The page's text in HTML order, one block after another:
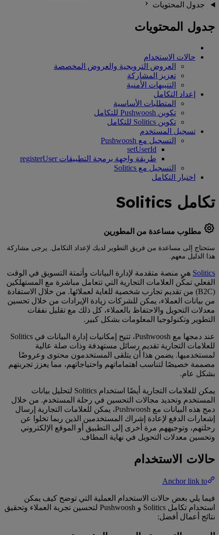
جدول المحتويات
جدول المحتويات
حالات الاستخدام
العروض الترويجية والعروض المخصصة
تعزيز المشاركة
التنبيهات الأمنية
إعداد التكامل
المتطلبات الأساسية
تكوين Pushwoosh للتكامل
تكوين Solitics للتكامل
تسجيل المستخدم
التسجيل مع Pushwoosh
setUserId
طريقة واجهة برمجة التطبيقات registerUser
التسجيل مع Solitics
اختبار التكامل
تكامل Solitics
مطلوب مساعدة من المطورين
ستحتاج إلى مساعدة من فريق التطوير لديك لإعداد التكامل. يرجى مشاركة
هذا الدليل معهم.
Solitics هي منصة متقدمة لإدارة البيانات وأتمتة التسويق في الوقت
الفعلي تمكّن العلامات التجارية التي تتعامل مباشرة مع المستهلكين
(B2C) من تقديم تجارب شخصية للغاية لعملائها. من خلال الاستفادة
من بيانات العملاء، يمكن للشركات زيادة الإيرادات من خلال تحسين
معدلات التحويل والاحتفاظ بالعملاء، كل ذلك مع تقليل نفقات
التطوير وتكنولوجيا المعلومات بشكل كبير.
عند دمجها مع Pushwoosh، تتيح إمكانيات إدارة البيانات في Solitics
للعلامات التجارية تقديم رسائل مستهدفة وذات صلة عالية
لمستخدميها. يضمن هذا أن يتلقى المستخدمون محتوى وعروضًا
مصممة خصيصًا لتناسب اهتماماتهم واحتياجاتهم، مما يعزز تجربتهم
بشكل عام.
يمكن للعلامات التجارية أيضًا استخدام Solitics لتحليل بيانات
المستخدم وتحديد مجالات التحسين في رحلة المستخدم. من خلال
دمج هذه البيانات مع Pushwoosh، يمكن للعلامات التجارية إرسال
إشعارات الدفع لإعادة إشراك المستخدمين الذين ربما تخلوا عن
رحلتهم، وتوجيههم مرة أخرى إلى التطبيق أو الموقع الإلكتروني
وتحسين معدلات التحويل في نهاية المطاف.
حالات الاستخدام
Anchor link to
فيما يلي بعض حالات الاستخدام العملية التي توضح كيف يمكن
استخدام تكامل Solitics و Pushwoosh لتحسين تجربة العملاء وتحقيق
نتائج أعمال أفضل: